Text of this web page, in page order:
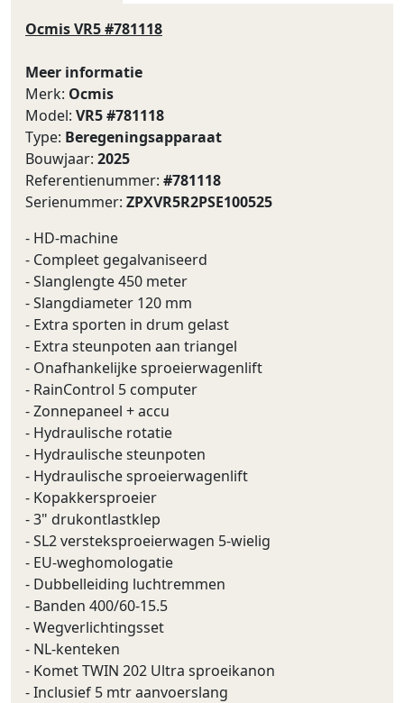
Ocmis VR5 #781118
Meer informatie
Merk: Ocmis
Model: VR5 #781118
Type: Beregeningsapparaat
Bouwjaar: 2025
Referentienummer: #781118
Serienummer: ZPXVR5R2PSE100525
- HD-machine
- Compleet gegalvaniseerd
- Slanglengte 450 meter
- Slangdiameter 120 mm
- Extra sporten in drum gelast
- Extra steunpoten aan triangel
- Onafhankelijke sproeierwagenlift
- RainControl 5 computer
- Zonnepaneel + accu
- Hydraulische rotatie
- Hydraulische steunpoten
- Hydraulische sproeierwagenlift
- Kopakkersproeier
- 3" drukontlastklep
- SL2 versteksproeierwagen 5-wielig
- EU-weghomologatie
- Dubbelleiding luchtremmen
- Banden 400/60-15.5
- Wegverlichtingsset
- NL-kenteken
- Komet TWIN 202 Ultra sproeikanon
- Inclusief 5 mtr aanvoerslang